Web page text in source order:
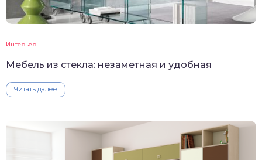
Интерьер
Мебель из стекла: незаметная и удобная
Читать далее